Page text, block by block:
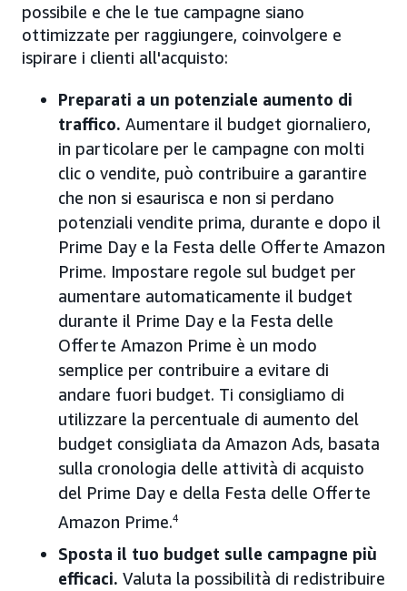
possibile e che le tue campagne siano
ottimizzate per raggiungere, coinvolgere e
ispirare i clienti all'acquisto:
Preparati a un potenziale aumento di
traffico. Aumentare il budget giornaliero,
in particolare per le campagne con molti
clic o vendite, può contribuire a garantire
che non si esaurisca e non si perdano
potenziali vendite prima, durante e dopo il
Prime Day e la Festa delle Offerte Amazon
Prime. Impostare regole sul budget per
aumentare automaticamente il budget
durante il Prime Day e la Festa delle
Offerte Amazon Prime è un modo
semplice per contribuire a evitare di
andare fuori budget. Ti consigliamo di
utilizzare la percentuale di aumento del
budget consigliata da Amazon Ads, basata
sulla cronologia delle attività di acquisto
del Prime Day e della Festa delle Offerte
Amazon Prime.4
Sposta il tuo budget sulle campagne più
efficaci. Valuta la possibilità di redistribuire